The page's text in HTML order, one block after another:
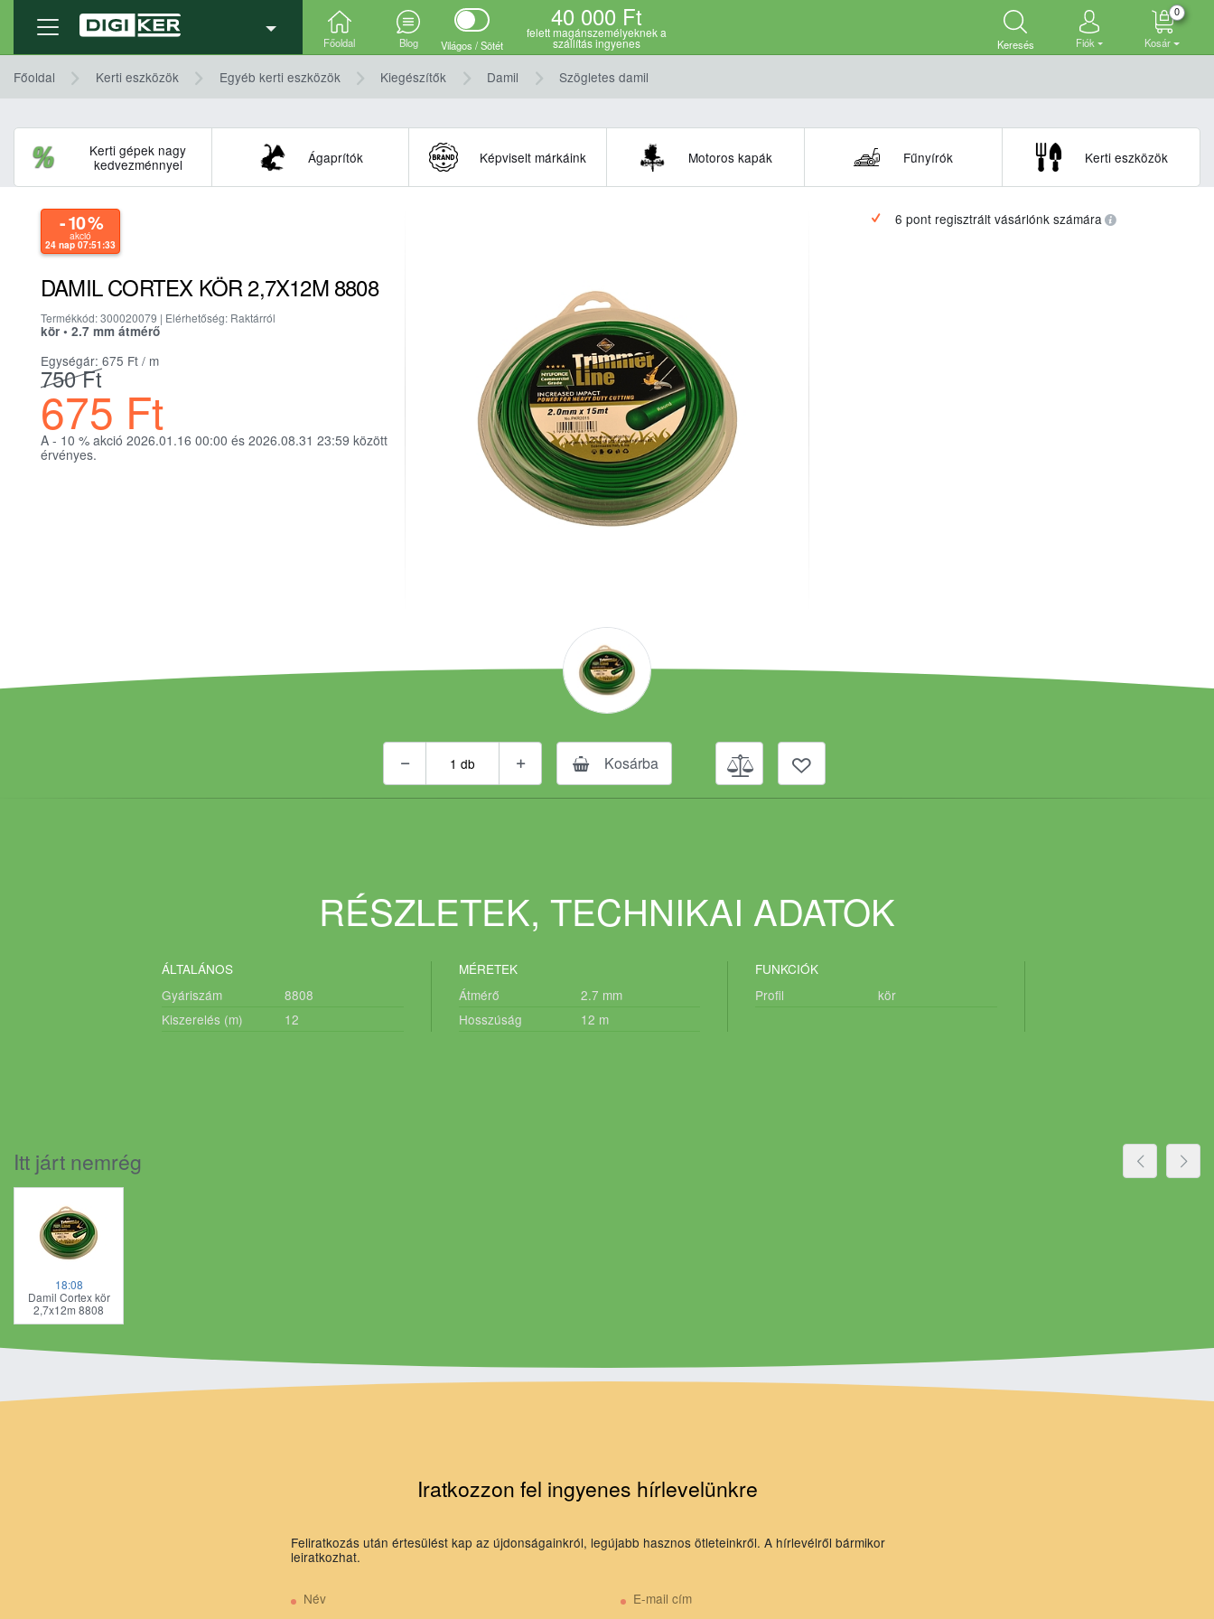
Főoldal Blog Világos / Sötét
40 000 Ft
felett magánszemélyeknek a
szállítás ingyenes Keresés Fiók Kosár
0
Főoldal Kerti eszközök Egyéb kerti eszközök Kiegészítők Damil Szögletes damil
Kerti gépek nagy
kedvezménnyel
Ágaprítók Képviselt márkáink Motoros kapák Fűnyírók Kerti eszközök
- 10%
akció
24 nap 07:51:33
DAMIL CORTEX KÖR 2,7X12M 8808
Termékkód: 300020079 | Elérhetőség: Raktárról
kör • 2.7 mm átmérő
Egységár: 675 Ft / m
750Ft
675 Ft
A - 10 % akció 2026.01.16 00:00 és 2026.08.31 23:59 között
érvényes.
6 pont regisztrált vásárlónk számára
Kosárba
RÉSZLETEK, TECHNIKAI ADATOK
ÁLTALÁNOS
Gyáriszám
8808
Kiszerelés (m)
12
MÉRETEK
Átmérő
2.7 mm
Hosszúság
12 m
FUNKCIÓK
Profil
kör
Itt járt nemrég
18:08
Damil Cortex kör
2,7x12m 8808
Iratkozzon fel ingyenes hírlevelünkre
Feliratkozás után értesülést kap az újdonságainkról, legújabb hasznos ötleteinkről. A hírlevélről bármikor
leiratkozhat.
Név E-mail cím
Termék adatlap Részletek, technikai adatok